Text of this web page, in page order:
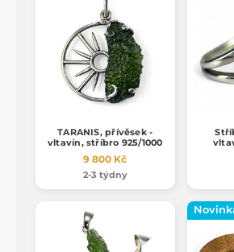
TARANIS, přívěsek -
vltavín, stříbro 925/1000
9 800 Kč
2-3 týdny